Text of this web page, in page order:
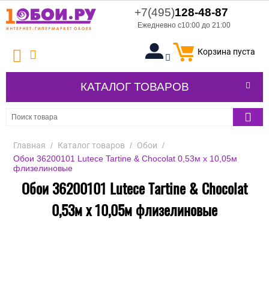
+7(495)128-48-87
Ежедневно с10:00 до 21:00
Корзина пуста
КАТАЛОГ ТОВАРОВ
Главная / Каталог товаров / Обои /
Обои 36200101 Lutece Tartine & Chocolat 0,53м x 10,05м
флизелиновые
Обои 36200101 Lutece Tartine & Chocolat
0,53м x 10,05м флизелиновые